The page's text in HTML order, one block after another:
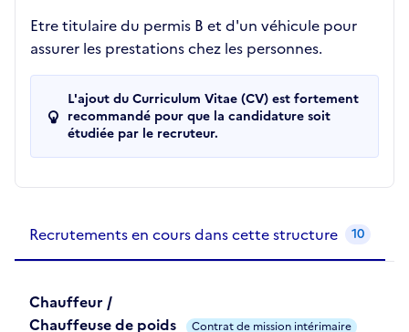
Etre titulaire du permis B et d'un véhicule pour
assurer les prestations chez les personnes.
L'ajout du Curriculum Vitae (CV) est fortement
recommandé pour que la candidature soit
étudiée par le recruteur.
Recrutements en cours dans cette structure 10
Chauffeur /
Chauffeuse de poids
Contrat de mission intérimaire